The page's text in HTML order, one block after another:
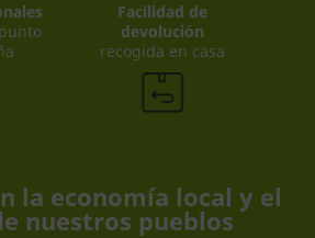
Facilidad de
devolución
recogida en casa
la economía local y el
nuestros pueblos